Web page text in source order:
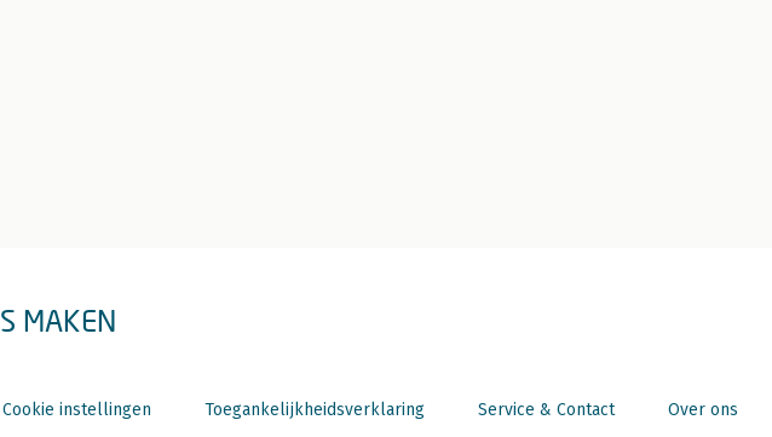
MAKEN
Cookie instellingen Toegankelijkheidsverklaring Service & Contact Over ons